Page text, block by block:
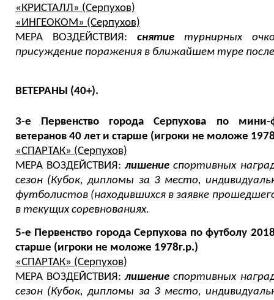
«КРИСТАЛЛ» (Серпухов)
«ИНГЕОКОМ» (Серпухов)
МЕРА ВОЗДЕЙСТВИЯ: снятие турнирных
присуждение поражения в ближайшем туре после
ВЕТЕРАНЫ (40+).
3-е Первенство города Серпухова по мини-
ветеранов 40 лет и старше (игроки не моложе
«СПАРТАК» (Серпухов)
МЕРА ВОЗДЕЙСТВИЯ:лишение спортивных
сезон (Кубок, дипломы за 3 место,
футболистов (находившихся в заявке
в текущих соревнованиях.
5-е Первенство города Серпухова по футболу
старше (игроки не моложе 1978г.р.)
«СПАРТАК» (Серпухов)
МЕРА ВОЗДЕЙСТВИЯ:лишение спортивных
сезон (Кубок, дипломы за 3 место,